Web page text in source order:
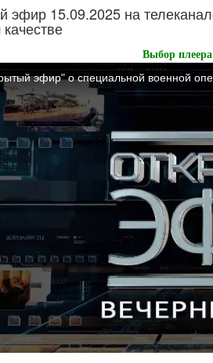
эфир 15.09.2025 на
Выбор